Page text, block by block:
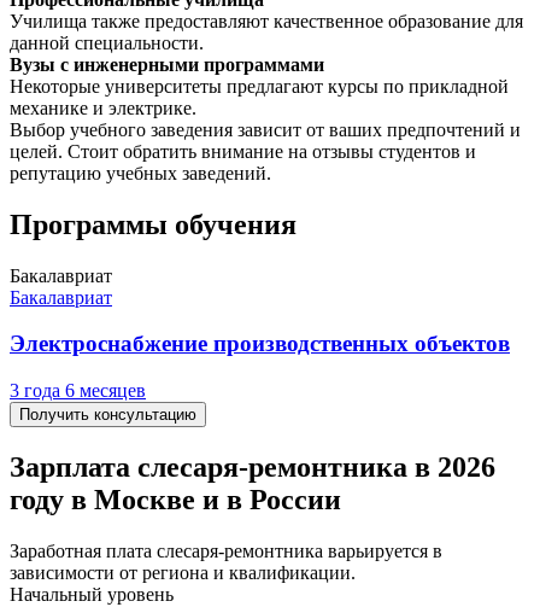
Училища также предоставляют качественное образование для
данной специальности.
Вузы с инженерными программами
Некоторые университеты предлагают курсы по прикладной
механике и электрике.
Выбор учебного заведения зависит от ваших предпочтений и
целей. Стоит обратить внимание на отзывы студентов и
репутацию учебных заведений.
Программы обучения
Бакалавриат
Бакалавриат
Электроснабжение производственных объектов
3 года 6 месяцев
Получить консультацию
Зарплата слесаря-ремонтника в 2026
году в Москве и в России
Заработная плата слесаря-ремонтника варьируется в
зависимости от региона и квалификации.
Начальный уровень